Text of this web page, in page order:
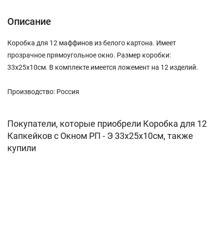
Описание
Коробка для 12 маффинов из белого картона. Имеет
прозрачное прямоугольное окно. Размер коробки:
33х25х10см. В комплекте имеется ложемент на 12 изделий.
Производство: Россия
Покупатели, которые приобрели Коробка для 12
Капкейков с Окном РП - Э 33х25х10см, также
купили